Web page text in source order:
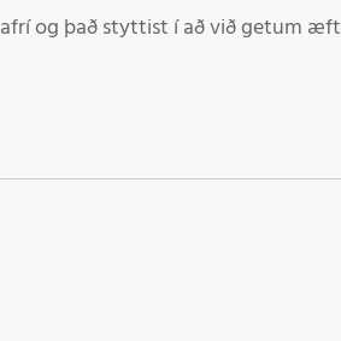
og það styttist í að við getum æft